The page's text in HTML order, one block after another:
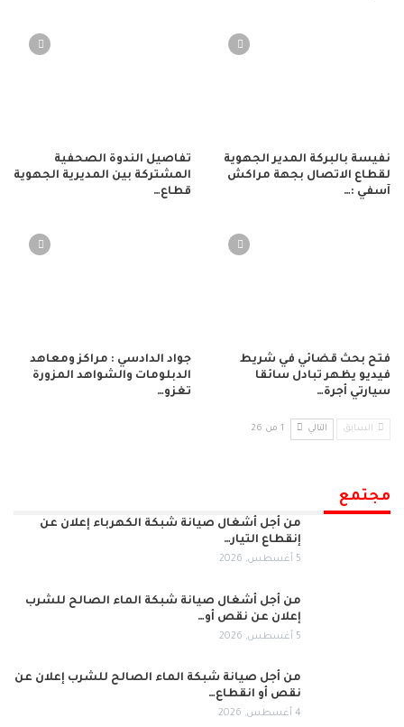
نفيسة بالبركة المدير الجهوية
لقطاع الاتصال بجهة مراكش
آسفي :…
تفاصيل الندوة الصحفية
المشتركة بين المديرية الجهوية
قطاع…
فتح بحث قضائي في شريط
فيديو يظهر تبادل سائقا
سيارتي أجرة…
جواد الدادسي : مراكز ومعاهد
الدبلومات والشواهد المزورة
تغزو…
السابق التالي 1 من 26
مجتمع
من أجل أشغال صيانة شبكة الكهرباء إعلان عن
إنقطاع التيار…
5 أغسطس, 2026
من أجل أشغال صيانة شبكة الماء الصالح للشرب
إعلان عن نقص أو…
5 أغسطس, 2026
من أجل صيانة شبكة الماء الصالح للشرب إعلان عن
نقص أو انقطاع…
4 أغسطس, 2026